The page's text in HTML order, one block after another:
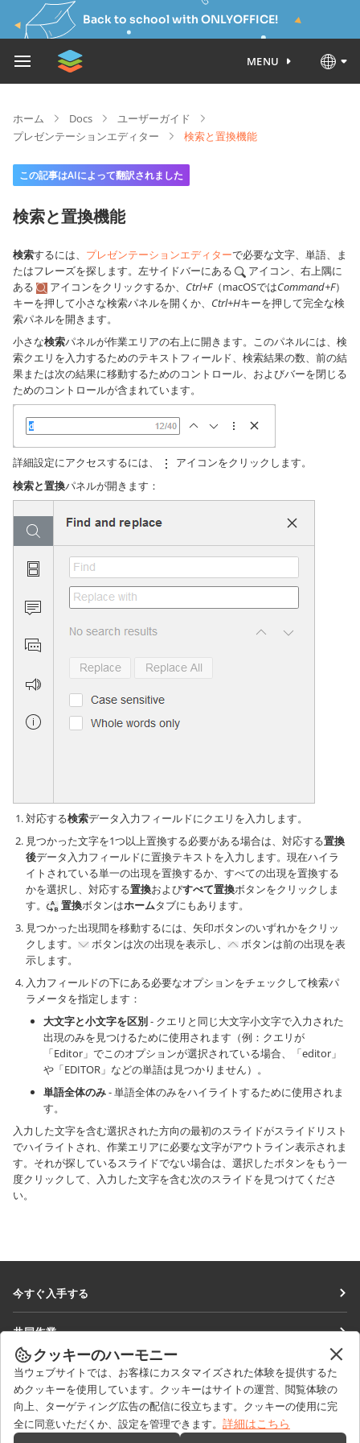
Back to school with ONLYOFFICE!
MENU
ホーム Docs
ユーザーガイド
プレゼンテーションエディター
検索と置換機能
この記事はAIによって翻訳されました
検索と置換機能
検索するには、 プレゼンテーションエディターで必要な文字、単語、ま
たはフレーズを探します。左サイドバーにある
アイコン、右上隅に
ある
アイコンをクリックするか、 Ctrl+F（macOSではCommand+F）
キーを押して小さな検索パネルを開くか、 Ctrl+Hキーを押して完全な検
索パネルを開きます。
小さな検索パネルが作業エリアの右上に開きます。このパネルには、検
索クエリを入力するためのテキストフィールド、検索結果の数、前の結
果または次の結果に移動するためのコントロール、およびバーを閉じる
ためのコントロールが含まれています。
詳細設定にアクセスするには、
アイコンをクリックします。
検索と置換パネルが開きます：
対応する検索データ入力フィールドにクエリを入力します。
見つかった文字を1つ以上置換する必要がある場合は、対応する置換
後データ入力フィールドに置換テキストを入力します。現在ハイラ
イトされている単一の出現を置換するか、すべての出現を置換する
かを選択し、対応する置換およびすべて置換ボタンをクリックしま
す。
置換ボタンはホームタブにもあります。
見つかった出現間を移動するには、矢印ボタンのいずれかをクリッ
クします。
ボタンは次の出現を表示し、
ボタンは前の出現を表
示します。
入力フィールドの下にある必要なオプションをチェックして検索パ
ラメータを指定します：
大文字と小文字を区別- クエリと同じ大文字小文字で入力された
出現のみを見つけるために使用されます（例：クエリが
「Editor」でこのオプションが選択されている場合、「editor」
や「EDITOR」などの単語は見つかりません）。
単語全体のみ- 単語全体のみをハイライトするために使用されま
す。
入力した文字を含む選択された方向の最初のスライドがスライドリスト
でハイライトされ、作業エリアに必要な文字がアウトライン表示されま
す。それが探しているスライドでない場合は、選択したボタンをもう一
度クリックして、入力した文字を含む次のスライドを見つけてくださ
い。
今すぐ入手する
DocSpace
Workspace
コネクター
デスクトップアプリ
共同作業
貢献者向け
翻訳者向け
インフルエンサー向け
求人情報
ニュースを見る
ブログ
ヘルプを得る
フォーラム
クッキーのハーモニー
当ウェブサイトでは、お客様にカスタマイズされた体験を提供するた
めクッキーを使用しています。クッキーはサイトの運営、閲覧体験の
向上、ターゲティング広告の配信に役立ちます。クッキーの使用に完
全に同意いただくか、設定を管理できます。 詳細はこちら